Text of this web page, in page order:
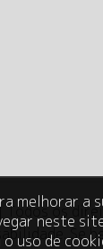
os
Se
melhorar a
neste
o uso de